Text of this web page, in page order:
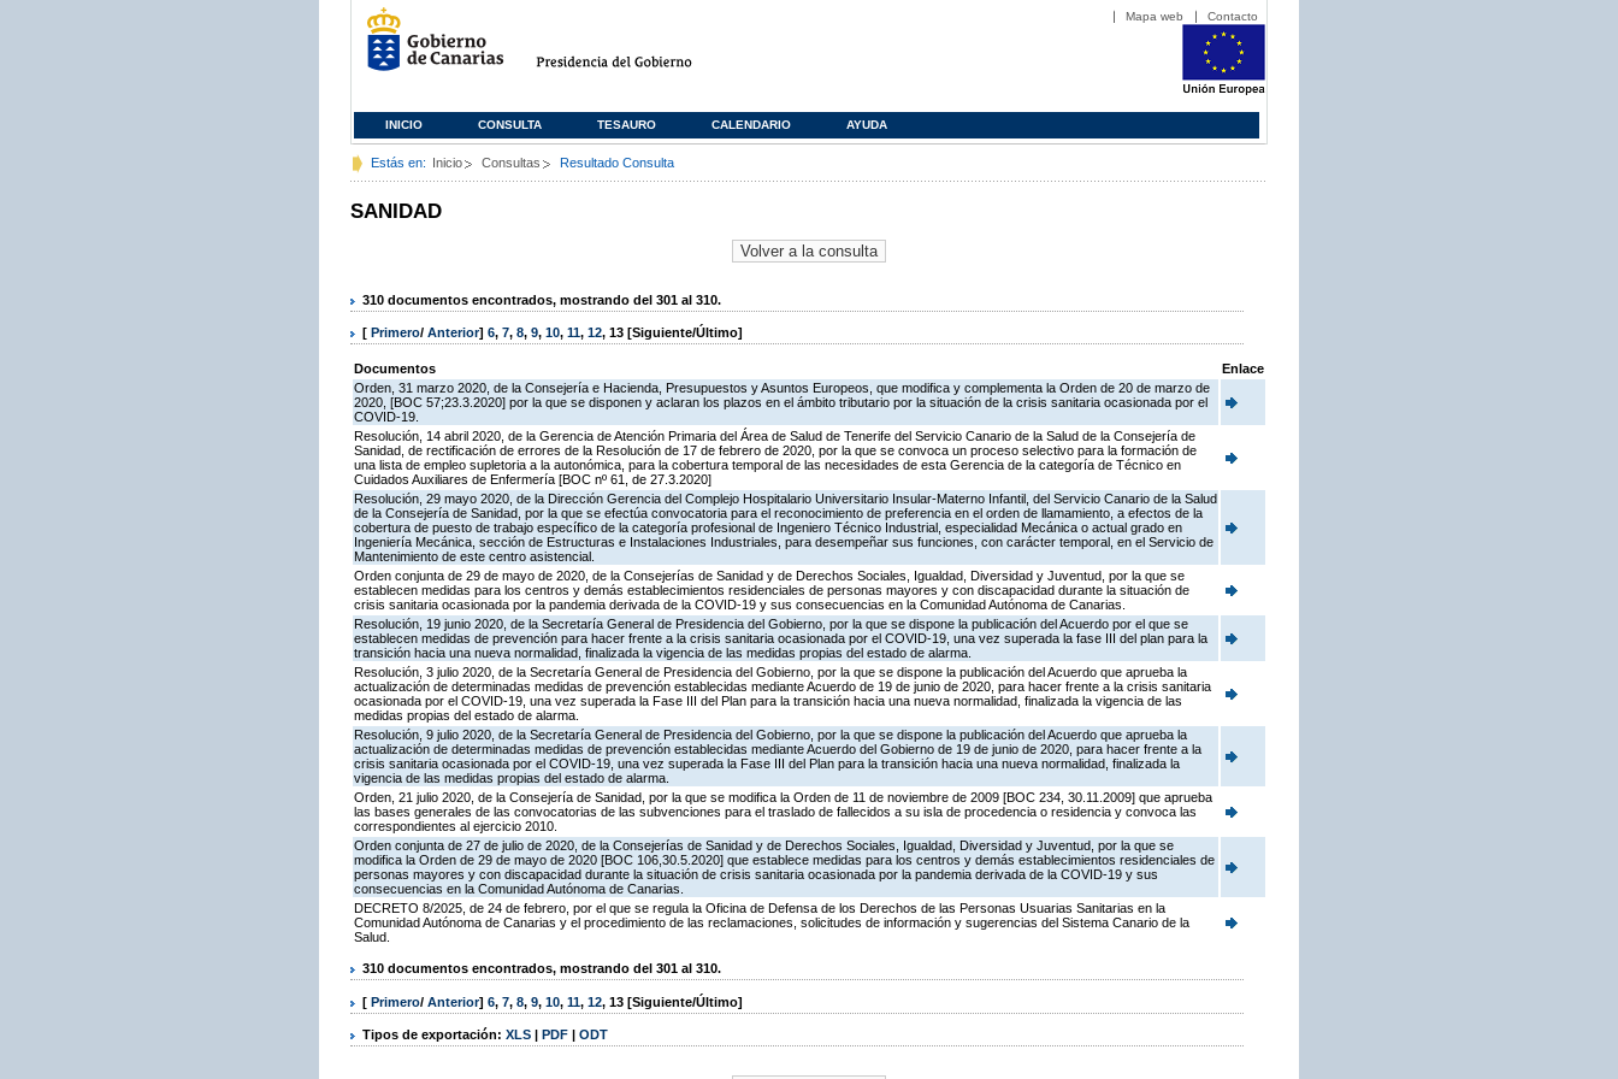
Mapa web Contacto
INICIO CONSULTA TESAURO CALENDARIO AYUDA
Estás en: Inicio Consultas Resultado Consulta
SANIDAD
310 documentos encontrados, mostrando del 301 al 310.
[ Primero/ Anterior] 6, 7, 8, 9, 10, 11, 12, 13 [Siguiente/Último]
Documentos
Enlace
Orden, 31 marzo 2020, de la Consejería e Hacienda, Presupuestos y Asuntos Europeos, que modifica y complementa la Orden de 20 de marzo de
2020, [BOC 57;23.3.2020] por la que se disponen y aclaran los plazos en el ámbito tributario por la situación de la crisis sanitaria ocasionada por el
COVID-19.
Resolución, 14 abril 2020, de la Gerencia de Atención Primaria del Área de Salud de Tenerife del Servicio Canario de la Salud de la Consejería de
Sanidad, de rectificación de errores de la Resolución de 17 de febrero de 2020, por la que se convoca un proceso selectivo para la formación de
una lista de empleo supletoria a la autonómica, para la cobertura temporal de las necesidades de esta Gerencia de la categoría de Técnico en
Cuidados Auxiliares de Enfermería [BOC nº 61, de 27.3.2020]
Resolución, 29 mayo 2020, de la Dirección Gerencia del Complejo Hospitalario Universitario Insular-Materno Infantil, del Servicio Canario de la Salud
de la Consejería de Sanidad, por la que se efectúa convocatoria para el reconocimiento de preferencia en el orden de llamamiento, a efectos de la
cobertura de puesto de trabajo específico de la categoría profesional de Ingeniero Técnico Industrial, especialidad Mecánica o actual grado en
Ingeniería Mecánica, sección de Estructuras e Instalaciones Industriales, para desempeñar sus funciones, con carácter temporal, en el Servicio de
Mantenimiento de este centro asistencial.
Orden conjunta de 29 de mayo de 2020, de la Consejerías de Sanidad y de Derechos Sociales, Igualdad, Diversidad y Juventud, por la que se
establecen medidas para los centros y demás establecimientos residenciales de personas mayores y con discapacidad durante la situación de
crisis sanitaria ocasionada por la pandemia derivada de la COVID-19 y sus consecuencias en la Comunidad Autónoma de Canarias.
Resolución, 19 junio 2020, de la Secretaría General de Presidencia del Gobierno, por la que se dispone la publicación del Acuerdo por el que se
establecen medidas de prevención para hacer frente a la crisis sanitaria ocasionada por el COVID-19, una vez superada la fase III del plan para la
transición hacia una nueva normalidad, finalizada la vigencia de las medidas propias del estado de alarma.
Resolución, 3 julio 2020, de la Secretaría General de Presidencia del Gobierno, por la que se dispone la publicación del Acuerdo que aprueba la
actualización de determinadas medidas de prevención establecidas mediante Acuerdo de 19 de junio de 2020, para hacer frente a la crisis sanitaria
ocasionada por el COVID-19, una vez superada la Fase III del Plan para la transición hacia una nueva normalidad, finalizada la vigencia de las
medidas propias del estado de alarma.
Resolución, 9 julio 2020, de la Secretaría General de Presidencia del Gobierno, por la que se dispone la publicación del Acuerdo que aprueba la
actualización de determinadas medidas de prevención establecidas mediante Acuerdo del Gobierno de 19 de junio de 2020, para hacer frente a la
crisis sanitaria ocasionada por el COVID-19, una vez superada la Fase III del Plan para la transición hacia una nueva normalidad, finalizada la
vigencia de las medidas propias del estado de alarma.
Orden, 21 julio 2020, de la Consejería de Sanidad, por la que se modifica la Orden de 11 de noviembre de 2009 [BOC 234, 30.11.2009] que aprueba
las bases generales de las convocatorias de las subvenciones para el traslado de fallecidos a su isla de procedencia o residencia y convoca las
correspondientes al ejercicio 2010.
Orden conjunta de 27 de julio de 2020, de la Consejerías de Sanidad y de Derechos Sociales, Igualdad, Diversidad y Juventud, por la que se
modifica la Orden de 29 de mayo de 2020 [BOC 106,30.5.2020] que establece medidas para los centros y demás establecimientos residenciales de
personas mayores y con discapacidad durante la situación de crisis sanitaria ocasionada por la pandemia derivada de la COVID-19 y sus
consecuencias en la Comunidad Autónoma de Canarias.
DECRETO 8/2025, de 24 de febrero, por el que se regula la Oficina de Defensa de los Derechos de las Personas Usuarias Sanitarias en la
Comunidad Autónoma de Canarias y el procedimiento de las reclamaciones, solicitudes de información y sugerencias del Sistema Canario de la
Salud.
310 documentos encontrados, mostrando del 301 al 310.
[ Primero/ Anterior] 6, 7, 8, 9, 10, 11, 12, 13 [Siguiente/Último]
Tipos de exportación: XLS | PDF | ODT